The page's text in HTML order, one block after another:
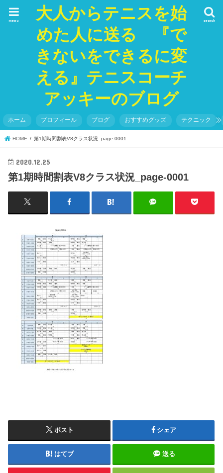
大人からテニスを始
めた人に送る 『で
きないをできるに変
える』テニスコーチ
アッキーのブログ
search
menu
ホーム プロフィール ブログ おすすめグッズ テクニック
HOME 第1期時間割表V8クラス状況_page-0001
2020.12.25
第1期時間割表V8クラス状況_page-0001
ポスト シェア
はてブ 送る